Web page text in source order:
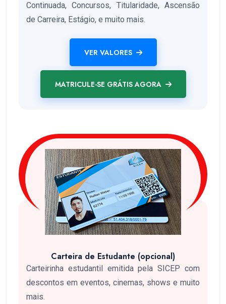
Continuada, Concursos, Titularidade, Ascensão
de Carreira, Estágio, e muito mais.
VER VALORES
MATRICULE-SE GRÁTIS AGORA
Carteira de Estudante (opcional)
Carteirinha estudantil emitida pela SICEP com
descontos em eventos, cinemas, shows e muito
mais.